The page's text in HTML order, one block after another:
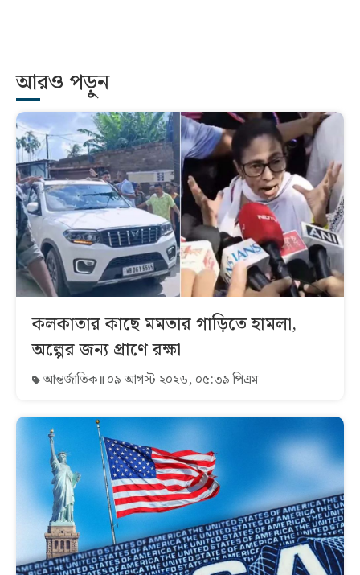
আরও পড়ুন
কলকাতার কাছে মমতার গাড়িতে হামলা,
অল্পের জন্য প্রাণে রক্ষা
আন্তর্জাতিক ০৯ আগস্ট ২০২৬, ০৫:৩৯ পিএম